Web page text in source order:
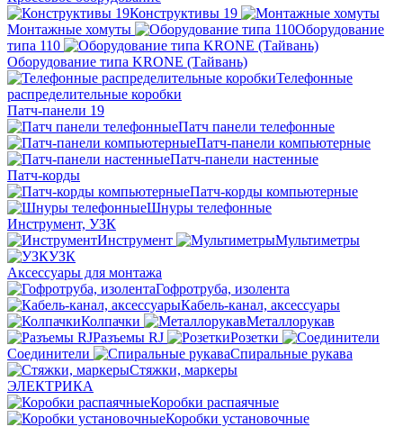
Конструктивы 19
Монтажные хомуты
Оборудование
типа 110
Оборудование типа KRONE (Тайвань)
Телефонные
распределительные коробки
Патч-панели 19
Патч панели телефонные
Патч-панели компьютерные
Патч-панели настенные
Патч-корды
Патч-корды компьютерные
Шнуры телефонные
Инструмент, УЗК
Инструмент
Мультиметры
УЗК
Аксессуары для монтажа
Гофротруба, изолента
Кабель-канал, аксессуары
Колпачки
Металлорукав
Разъемы RJ
Розетки
Соединители
Спиральные рукава
Стяжки, маркеры
ЭЛЕКТРИКА
Коробки распаячные
Коробки установочные